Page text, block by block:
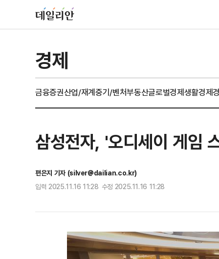
경제
금융증권산업/재계중기/벤처부동산글로벌경제생활경제
삼성전자, '오디세이 게임
편은지 기자 (silver@dailian.co.kr)
입력 2025.11.16 11:28 수정 2025.11.16 11:28